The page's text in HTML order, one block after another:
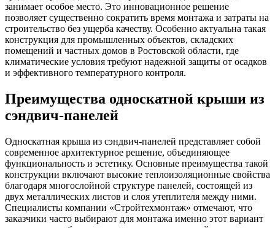
занимает особое место. Это инновационное решение
позволяет существенно сократить время монтажа и затраты на
строительство без ущерба качеству. Особенно актуальна такая
конструкция для промышленных объектов, складских
помещений и частных домов в Ростовской области, где
климатические условия требуют надежной защиты от осадков
и эффективного температурного контроля.
Преимущества односкатной крыши из
сэндвич-панелей
Односкатная крыша из сэндвич-панелей представляет собой
современное архитектурное решение, объединяющее
функциональность и эстетику. Основные преимущества такой
конструкции включают высокие теплоизоляционные свойства
благодаря многослойной структуре панелей, состоящей из
двух металлических листов и слоя утеплителя между ними.
Специалисты компании «Стройтехмонтаж» отмечают, что
заказчики часто выбирают для монтажа именно этот вариант